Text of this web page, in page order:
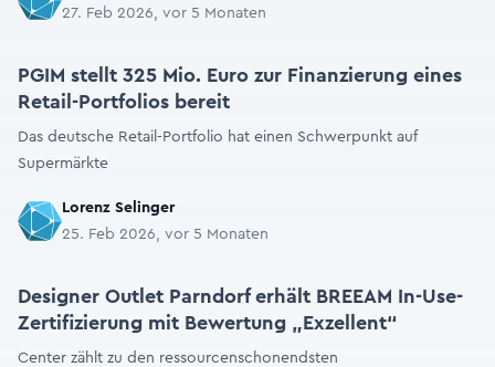
27. Feb 2026, vor 5 Monaten
PGIM stellt 325 Mio. Euro zur Finanzierung eines
Retail-Portfolios bereit
Das deutsche Retail-Portfolio hat einen Schwerpunkt auf
Supermärkte
Lorenz Selinger
25. Feb 2026, vor 5 Monaten
Designer Outlet Parndorf erhält BREEAM In-Use-
Zertifizierung mit Bewertung „Exzellent“
Center zählt zu den ressourcenschonendsten